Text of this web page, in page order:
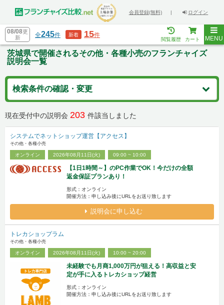
会員登録(無料) | ログイン
08/08更
新
全245件 新着 15件
閲覧履歴 カート MENU
茨城県で開催されるその他・各種小売のフランチャイズ
説明会一覧
検索条件の確認・変更
現在受付中の説明会 203 件該当しました
システムでネットショップ運営【アクセス】
その他・各種小売
オンライン 2026年08月11日(火) 09:00 ~ 10:00
【1日1時間～】のPC作業でOK！今だけの全額
返金保証プランあり！
形式：オンライン
開催方法：申し込み後にURLをお送り致します
説明会に申し込む
トレカショップラム
その他・各種小売
オンライン 2026年08月11日(火) 10:00 ~ 20:00
未経験でも月商1,000万円が狙える！高収益と安
定が手に入るトレカショップ経営
形式：オンライン
開催方法：申し込み後にURLをお送り致します